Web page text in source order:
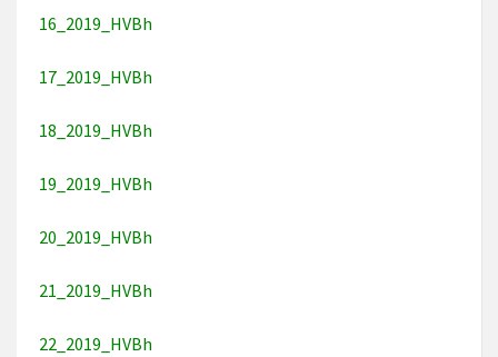
16_2019_HVBh
17_2019_HVBh
18_2019_HVBh
19_2019_HVBh
20_2019_HVBh
21_2019_HVBh
22_2019_HVBh